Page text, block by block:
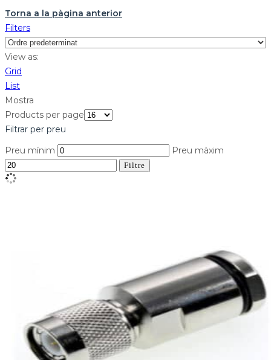
Torna a la pàgina anterior
Filters
View as:
Grid
List
Mostra
Products per page
Filtrar per preu
Preu mínim
Preu màxim
Filtre